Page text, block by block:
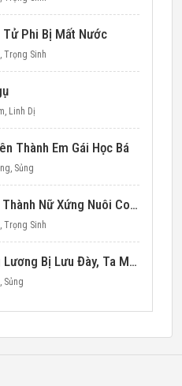
Tử Phi Bị Mất Nước
, Trọng Sinh
, Linh Dị
Thành Em Gái Học Bá
, Sủng
Thập Niên 70 Trở Thành Nữ Xứng Nuôi Con Làm Giàu
, Trọng Sinh
Cả Gia Đình Trung Lương Bị Lưu Đày, Ta Mang Không Gian Cứu Cả Nhà
, Sủng